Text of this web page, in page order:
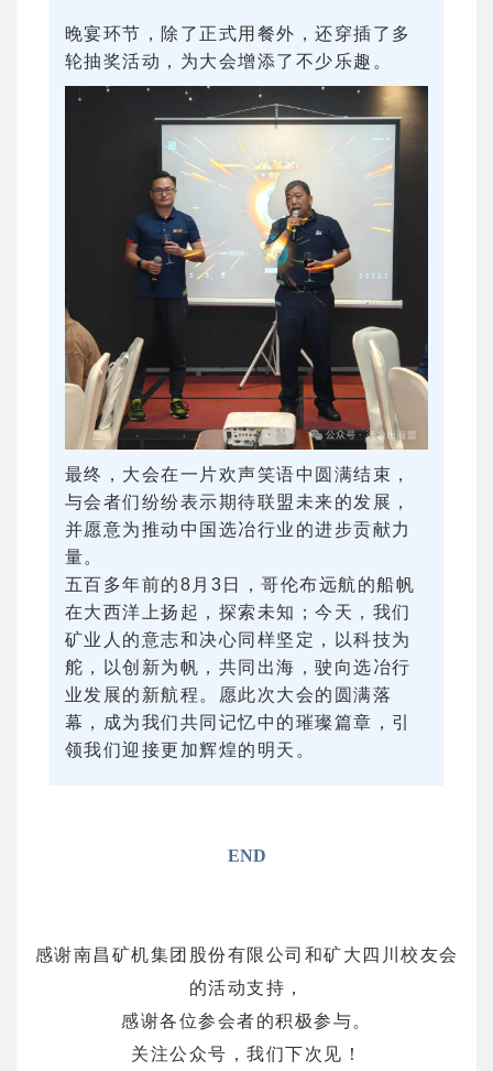
晚宴环节，除了正式用餐外，还穿插了多
轮抽奖活动，为大会增添了不少乐趣。
最终，大会在一片欢声笑语中圆满结束，
与会者们纷纷表示期待联盟未来的发展，
并愿意为推动中国选冶行业的进步贡献力
量。
五百多年前的8月3日，哥伦布远航的船帆
在大西洋上扬起，探索未知；今天，我们
矿业人的意志和决心同样坚定，以科技为
舵，以创新为帆，共同出海，驶向选冶行
业发展的新航程。愿此次大会的圆满落
幕，成为我们共同记忆中的璀璨篇章，引
领我们迎接更加辉煌的明天。
END
感谢南昌矿机集团股份有限公司和矿大四川校友会
的活动支持，
感谢各位参会者的积极参与。
关注公众号，我们下次见！